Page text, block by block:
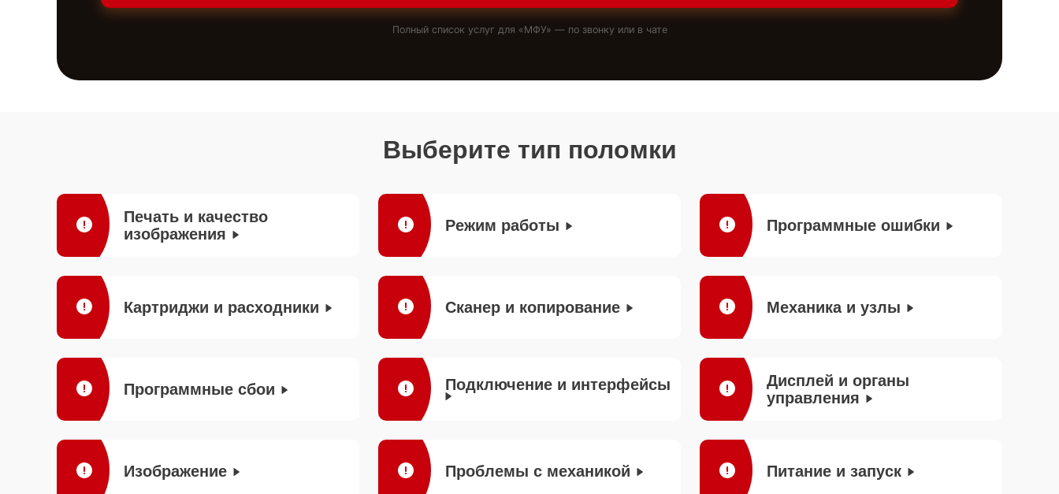
Полный список услуг для «МФУ» — по звонку или в чате
Выберите тип поломки
Печать и качество
изображения
Режим работы Программные ошибки
Картриджи и расходники Сканер и копирование Механика и узлы
Программные сбои Подключение и интерфейсы
Дисплей и органы
управления
Изображение Проблемы с механикой Питание и запуск